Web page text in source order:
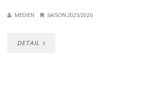
MEDIEN SAISON 2025/2026
DETAIL